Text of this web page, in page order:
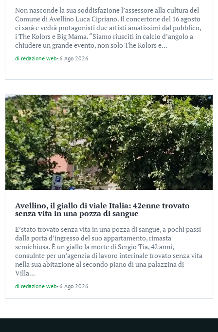
Non nasconde la sua soddisfazione l’assessore alla cultura del
Comune di Avellino Luca Cipriano. Il concertone del 16 agosto
ci sarà e vedrà protagonisti due artisti amatissimi dal pubblico,
i The Kolors e Big Mama. “Siamo riusciti in calcio d’angolo a
chiudere un grande evento, non solo The Kolors e...
di redazione web-6 Ago 2026
Avellino, il giallo di viale Italia: 42enne trovato
senza vita in una pozza di sangue
E’stato trovato senza vita in una pozza di sangue, a pochi passi
dalla porta d’ingresso del suo appartamento, rimasta
semichiusa. È un giallo la morte di Sergio Tia, 42 anni,
consulnte per un’agenzia di lavoro interinale trovato senza vita
nella sua abitazione al secondo piano di una palazzina di
Villa...
di redazione web-6 Ago 2026